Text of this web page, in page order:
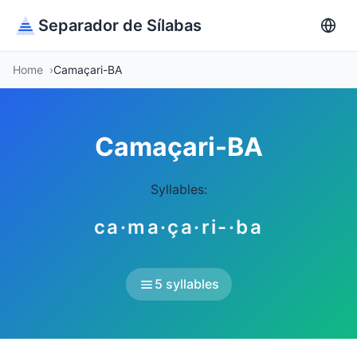
Separador de Sílabas
Home Camaçari-BA
Camaçari-BA
Syllables:
ca·ma·ça·ri-·ba
5 syllables